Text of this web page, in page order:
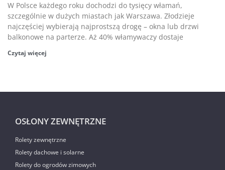
W Polsce każdego roku dochodzi do tysięcy włamań,
szczególnie w dużych miastach jak Warszawa. Złodzieje
najczęściej wybierają najprostszą drogę – okna lub drzwi
balkonowe na parterze. Aż 40% włamywaczy dostaje
Czytaj więcej
OSŁONY ZEWNĘTRZNE
Rolety zewnętrzne
Rolety dachowe i solarne
Rolety do ogrodów zimowych